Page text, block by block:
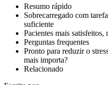
Resumo rápido
Sobrecarregado com
suficiente
Pacientes mais satisfeitos,
Perguntas frequentes
Pronto para reduzir o
mais importa?
Relacionado